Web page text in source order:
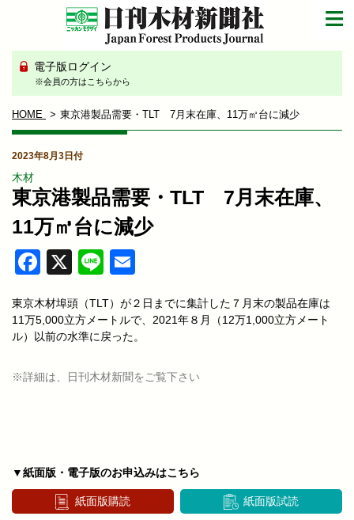
電子版ログイン
※会員の方はこちらから
HOME 東京港製品需要・TLT 7月末在庫、11万㎥台に減少
2023年8月3日付
木材
東京港製品需要・TLT 7月末在庫、
11万㎥台に減少
Facebook
X Line
東京木材埠頭（TLT）が２日までに集計した７月末の製品在庫は
11万5,000立方メートルで、2021年８月（12万1,000立方メート
ル）以前の水準に戻った。
※詳細は、日刊木材新聞をご覧下さい
▼紙面版・電子版のお申込みはこちら
紙面版購読 紙面版試読